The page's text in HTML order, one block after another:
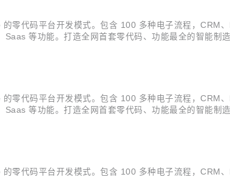
代码平台开发模式。包含 100 多种电子流程，CRM
等功能。打造全网首套零代码、功能最全的智能制
代码平台开发模式。包含 100 多种电子流程，CRM
等功能。打造全网首套零代码、功能最全的智能制
代码平台开发模式。包含 100 多种电子流程，CRM